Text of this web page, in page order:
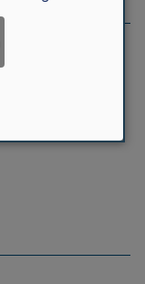
des
- AG -